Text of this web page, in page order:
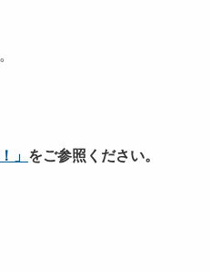
」 をご参照ください。